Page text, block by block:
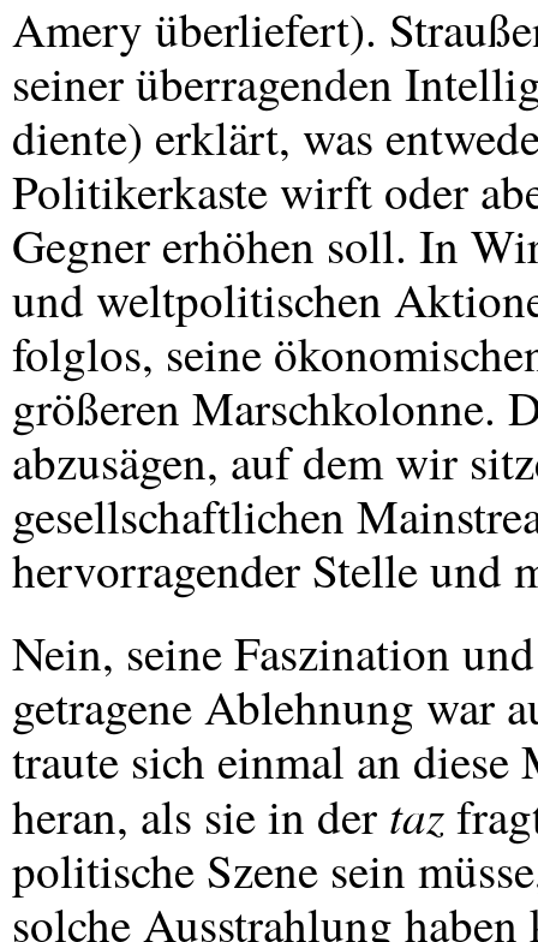
Amery überliefert).
seiner überragenden
diente) erklärt, was
Politikerkaste wirft oder
Gegner erhöhen soll. In
und weltpolitischen
folglos, seine
größeren Marschkolonne.
abzusägen, auf dem wir
gesellschaftlichen
hervorragender Stelle und
Nein, seine Faszination
getragene Ablehnung war
traute sich einmal an
heran, als sie in der taz
politische Szene sein
solche Ausstrahlung